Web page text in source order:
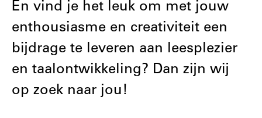
En vind je het leuk om met jouw
enthousiasme en creativiteit een
bijdrage te leveren aan leesplezier
en taalontwikkeling? Dan zijn wij
op zoek naar jou!